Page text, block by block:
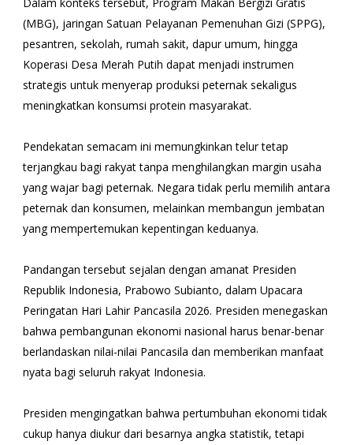
(MBG), jaringan Satuan Pelayanan Pemenuhan Gizi (SPPG),
pesantren, sekolah, rumah sakit, dapur umum, hingga
Koperasi Desa Merah Putih dapat menjadi instrumen
strategis untuk menyerap produksi peternak sekaligus
meningkatkan konsumsi protein masyarakat.
Pendekatan semacam ini memungkinkan telur tetap
terjangkau bagi rakyat tanpa menghilangkan margin usaha
yang wajar bagi peternak. Negara tidak perlu memilih antara
peternak dan konsumen, melainkan membangun jembatan
yang mempertemukan kepentingan keduanya.
Pandangan tersebut sejalan dengan amanat Presiden
Republik Indonesia, Prabowo Subianto, dalam Upacara
Peringatan Hari Lahir Pancasila 2026. Presiden menegaskan
bahwa pembangunan ekonomi nasional harus benar-benar
berlandaskan nilai-nilai Pancasila dan memberikan manfaat
nyata bagi seluruh rakyat Indonesia.
Presiden mengingatkan bahwa pertumbuhan ekonomi tidak
cukup hanya diukur dari besarnya angka statistik, tetapi